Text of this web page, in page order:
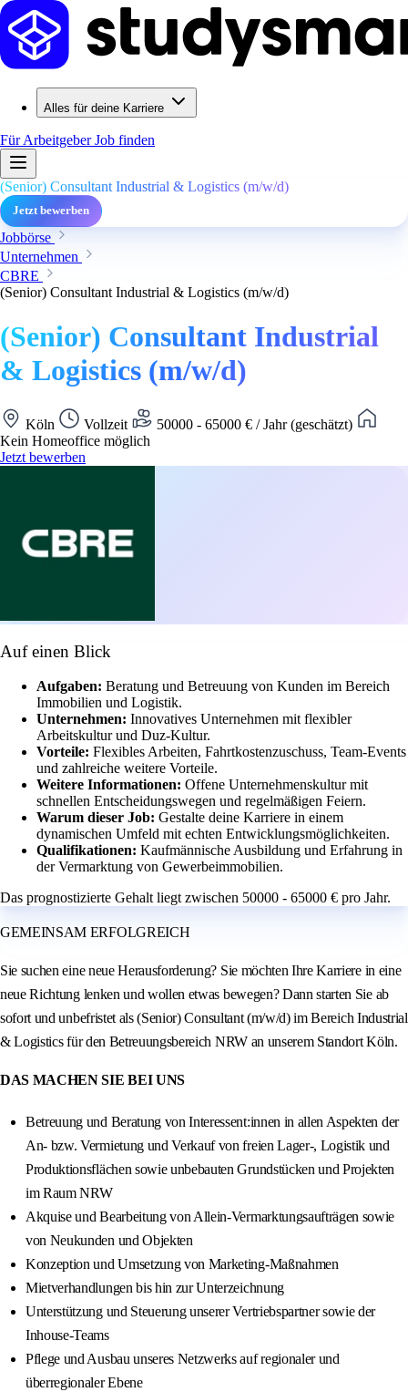
Alles für deine Karriere
Für ArbeitgeberJob finden
(Senior) Consultant Industrial & Logistics (m/w/d)
Jetzt bewerben
Jobbörse
Unternehmen
CBRE
(Senior) Consultant Industrial & Logistics (m/w/d)
(Senior) Consultant Industrial
& Logistics (m/w/d)
Köln Vollzeit
50000 - 65000 € / Jahr (geschätzt)
Kein Homeoffice möglich
Jetzt bewerben
Auf einen Blick
Aufgaben: Beratung und Betreuung von Kunden im Bereich
Immobilien und Logistik.
Unternehmen: Innovatives Unternehmen mit flexibler
Arbeitskultur und Duz-Kultur.
Vorteile: Flexibles Arbeiten, Fahrtkostenzuschuss, Team-Events
und zahlreiche weitere Vorteile.
Weitere Informationen: Offene Unternehmenskultur mit
schnellen Entscheidungswegen und regelmäßigen Feiern.
Warum dieser Job: Gestalte deine Karriere in einem
dynamischen Umfeld mit echten Entwicklungsmöglichkeiten.
Qualifikationen: Kaufmännische Ausbildung und Erfahrung in
der Vermarktung von Gewerbeimmobilien.
Das prognostizierte Gehalt liegt zwischen 50000 - 65000 € pro Jahr.
GEMEINSAM ERFOLGREICH
Sie suchen eine neue Herausforderung? Sie möchten Ihre Karriere in eine
neue Richtung lenken und wollen etwas bewegen? Dann starten Sie ab
sofort und unbefristet als (Senior) Consultant (m/w/d) im Bereich Industrial
& Logistics für den Betreuungsbereich NRW an unserem Standort Köln.
DAS MACHEN SIE BEI UNS
Betreuung und Beratung von Interessent:innen in allen Aspekten der
An- bzw. Vermietung und Verkauf von freien Lager-, Logistik und
Produktionsflächen sowie unbebauten Grundstücken und Projekten
im Raum NRW
Akquise und Bearbeitung von Allein-Vermarktungsaufträgen sowie
von Neukunden und Objekten
Konzeption und Umsetzung von Marketing-Maßnahmen
Mietverhandlungen bis hin zur Unterzeichnung
Unterstützung und Steuerung unserer Vertriebspartner sowie der
Inhouse-Teams
Pflege und Ausbau unseres Netzwerks auf regionaler und
überregionaler Ebene